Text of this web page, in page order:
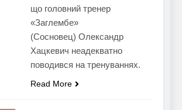
що головний тренер
«Заглембе»
(Сосновец) Олександр
Хацкевич неадекватно
поводився на тренуваннях.
Read More